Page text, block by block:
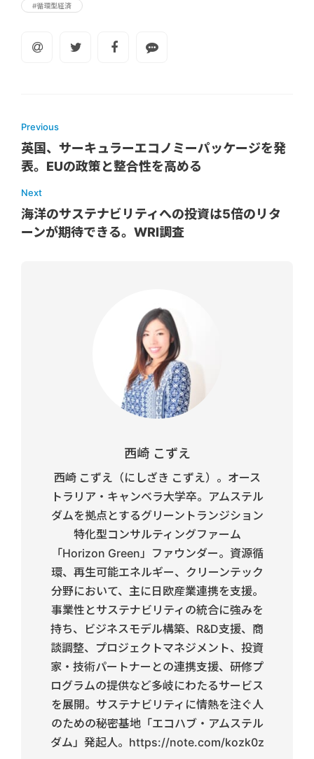
#循環型経済
Previous
英国、サーキュラーエコノミーパッケージを発
表。EUの政策と整合性を高める
Next
海洋のサステナビリティへの投資は5倍のリタ
ーンが期待できる。WRI調査
西崎 こずえ
西崎 こずえ（にしざき こずえ）。オース
トラリア・キャンベラ大学卒。アムステル
ダムを拠点とするグリーントランジション
特化型コンサルティングファーム
「Horizon Green」ファウンダー。資源循
環、再生可能エネルギー、クリーンテック
分野において、主に日欧産業連携を支援。
事業性とサステナビリティの統合に強みを
持ち、ビジネスモデル構築、R&D支援、商
談調整、プロジェクトマネジメント、投資
家・技術パートナーとの連携支援、研修プ
ログラムの提供など多岐にわたるサービス
を展開。サステナビリティに情熱を注ぐ人
のための秘密基地「エコハブ・アムステル
ダム」発起人。https://note.com/kozk0z